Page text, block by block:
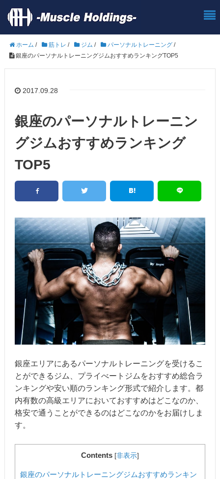
ホーム / 筋トレ / ジム / パーソナルトレーニング /
銀座のパーソナルトレーニングジムおすすめランキングTOP5
2017.09.28
銀座のパーソナルトレーニン
グジムおすすめランキング
TOP5
銀座エリアにあるパーソナルトレーニングを受けるこ
とができるジム、プライべートジムをおすすめ総合ラ
ンキングや安い順のランキング形式で紹介します。都
内有数の高級エリアにおいておすすめはどこなのか、
格安で通うことができるのはどこなのかをお届けしま
す。
Contents [非表示]
銀座のパーソナルトレーニングジムおすすめランキン